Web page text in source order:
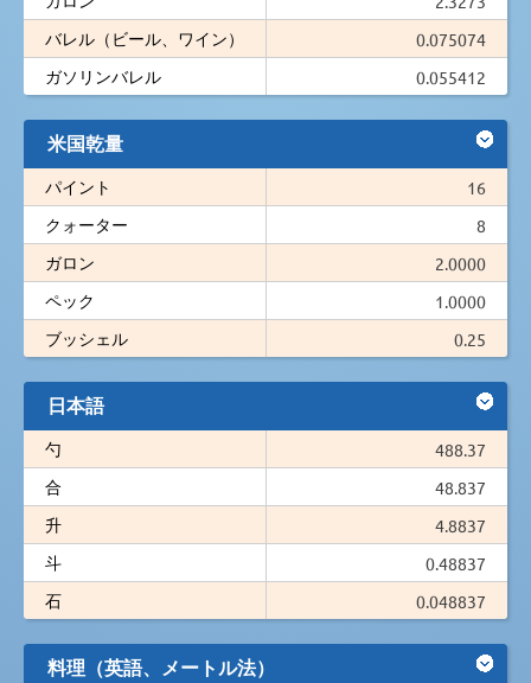
バレル（ビール、ワイン）
0.075074
ガソリンバレル
0.055412
米国乾量
パイント
16
クォーター
8
ガロン
2.0000
ペック
1.0000
ブッシェル
0.25
日本語
勺
488.37
合
48.837
升
4.8837
斗
0.48837
石
0.048837
料理（英語、メートル法）